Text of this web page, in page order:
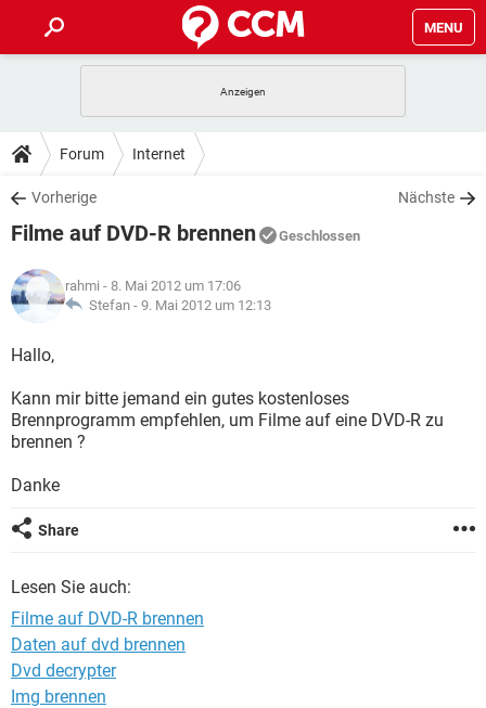
MENU
ANDROID
WINDOWS 10
WHATSAPP TIKTOK
FACEBOOK
TIPPS & TRICKS
SPIELE
WHATSAPP
FACEBOOK
DOWNLOADS
SPIELE STREAMING
ANDROID
WINDOWS 10 INSTAGRAM
WHATSAPP
SPIELE
ANDROID
WINDOWS 10
WHATSAPP TIKTOK
FACEBOOK
LEXIKON
SPIELE
WINDOWS 10 INSTAGRAM
FACEBOOK
Forum Internet
Vorherige Nächste
Filme auf DVD-R brennen Geschlossen
rahmi - 8. Mai 2012 um 17:06
Stefan - 9. Mai 2012 um 12:13
Hallo,
Kann mir bitte jemand ein gutes kostenloses
Brennprogramm empfehlen, um Filme auf eine DVD-R zu
brennen ?
Danke
Share
Lesen Sie auch:
Filme auf DVD-R brennen
Daten auf dvd brennen
Dvd decrypter
Img brennen